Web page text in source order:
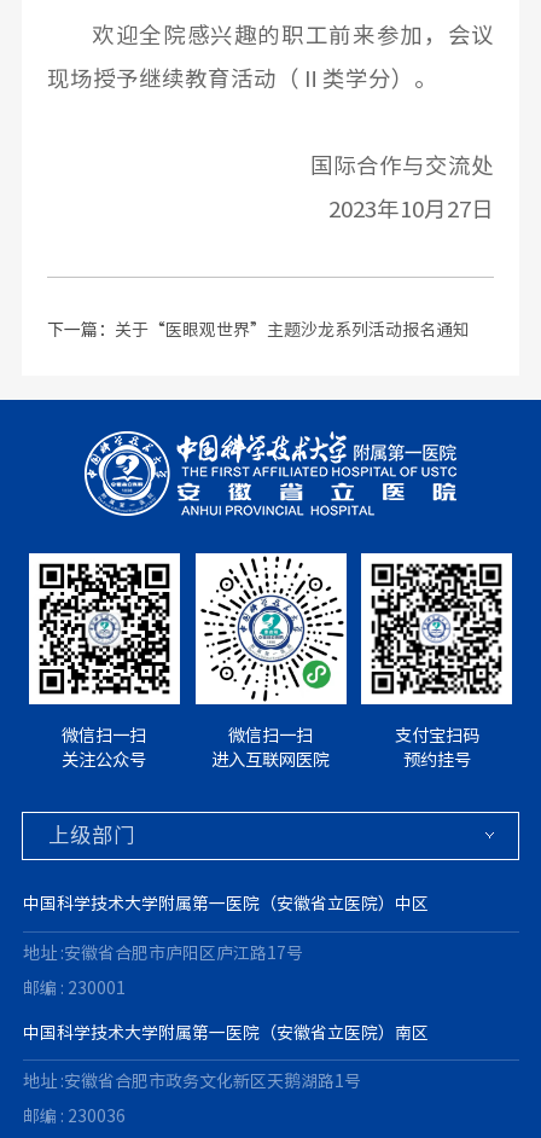
欢迎全院感兴趣的职工前来参加，会议
现场授予继续教育活动（Ⅱ类学分）。
国际合作与交流处
2023年10月27日
下一篇： 关于“医眼观世界”主题沙龙系列活动报名通知
微信扫一扫
关注公众号
微信扫一扫
进入互联网医院
支付宝扫码
预约挂号
中国科学技术大学附属第一医院（安徽省立医院）中区
地址 :安徽省合肥市庐阳区庐江路17号
邮编 : 230001
中国科学技术大学附属第一医院（安徽省立医院）南区
地址 :安徽省合肥市政务文化新区天鹅湖路1号
邮编 : 230036